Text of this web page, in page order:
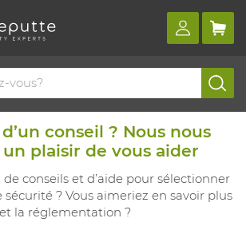
conseil ? Nous nous
un plaisir de vous aider
de conseils et d’aide pour sélectionner
? Vous aimeriez en savoir plus
la réglementation ?